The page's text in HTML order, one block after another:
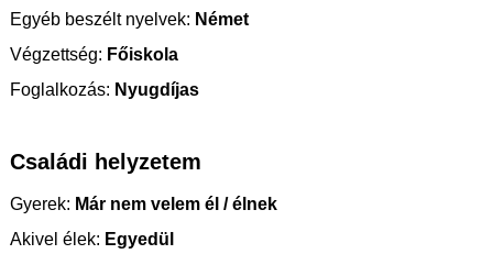
Egyéb beszélt nyelvek: Német
Végzettség: Főiskola
Foglalkozás: Nyugdíjas
Családi helyzetem
Gyerek: Már nem velem él / élnek
Akivel élek: Egyedül